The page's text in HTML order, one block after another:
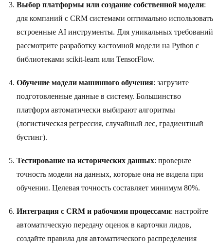
Выбор платформы или создание собственной модели:
для компаний с CRM системами оптимально использовать
встроенные AI инструменты. Для уникальных требований
рассмотрите разработку кастомной модели на Python с
библиотеками scikit-learn или TensorFlow.
Обучение модели машинного обучения: загрузите
подготовленные данные в систему. Большинство
платформ автоматически выбирают алгоритмы
(логистическая регрессия, случайный лес, градиентный
бустинг).
Тестирование на исторических данных: проверьте
точность модели на данных, которые она не видела при
обучении. Целевая точность составляет минимум 80%.
Интеграция с CRM и рабочими процессами: настройте
автоматическую передачу оценок в карточки лидов,
создайте правила для автоматического распределения